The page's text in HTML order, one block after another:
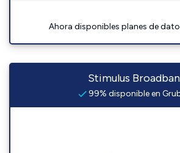
Ahora disponibles planes de
Stimulus
99% disponible en